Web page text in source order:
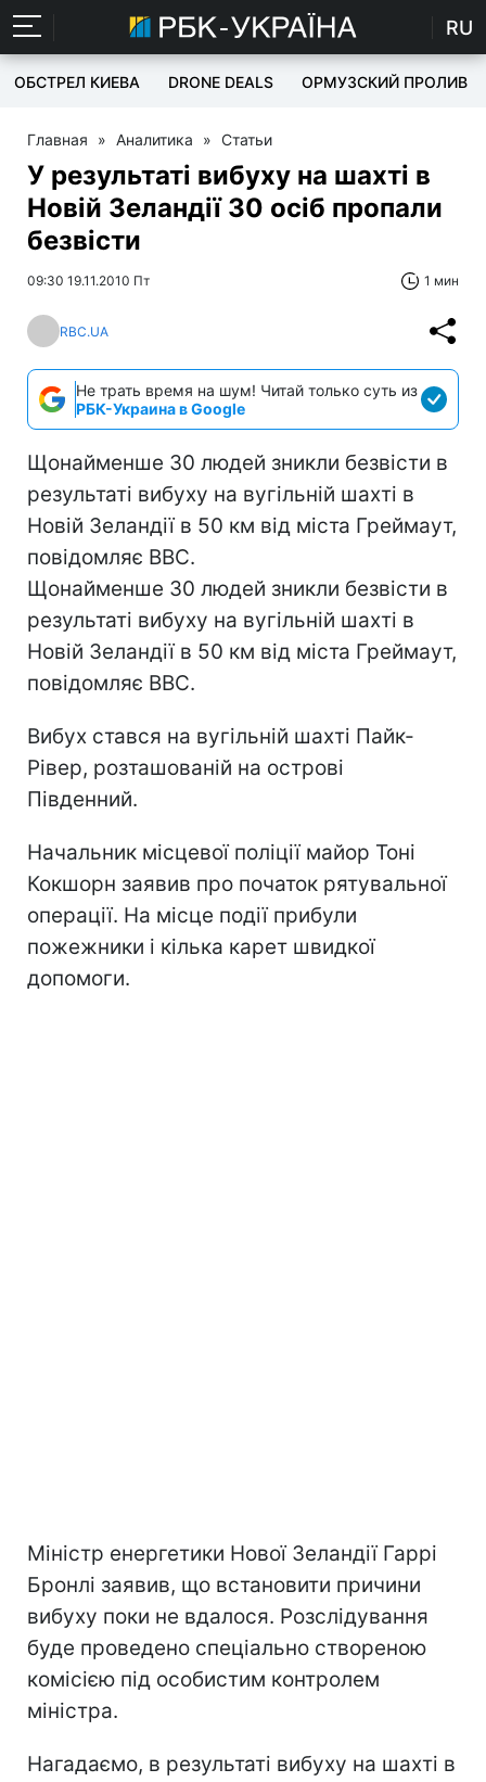
RU
ОБСТРЕЛ КИЕВА DRONE DEALS ОРМУЗСКИЙ ПРОЛИВ
Главная » Аналитика » Статьи
У результаті вибуху на шахті в
Новій Зеландії 30 осіб пропали
безвісти
09:30 19.11.2010 Пт 1 мин
RBC.UA
Не трать время на шум! Читай только суть из
РБК-Украина в Google
Щонайменше 30 людей зникли безвісти в
результаті вибуху на вугільній шахті в
Новій Зеландії в 50 км від міста Греймаут,
повідомляє BBC.
Щонайменше 30 людей зникли безвісти в
результаті вибуху на вугільній шахті в
Новій Зеландії в 50 км від міста Греймаут,
повідомляє BBC.
Вибух стався на вугільній шахті Пайк-
Рівер, розташованій на острові
Південний.
Начальник місцевої поліції майор Тоні
Кокшорн заявив про початок рятувальної
операції. На місце події прибули
пожежники і кілька карет швидкої
допомоги.
Міністр енергетики Нової Зеландії Гаррі
Бронлі заявив, що встановити причини
вибуху поки не вдалося. Розслідування
буде проведено спеціально створеною
комісією під особистим контролем
міністра.
Нагадаємо, в результаті вибуху на шахті в